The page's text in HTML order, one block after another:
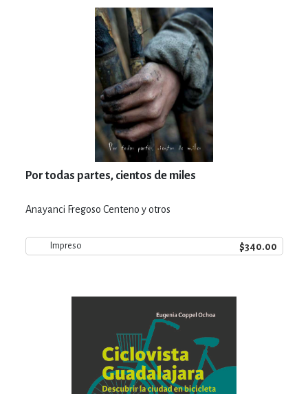
Por todas partes, cientos de miles
Anayanci Fregoso Centeno y otros
Impreso $340.00